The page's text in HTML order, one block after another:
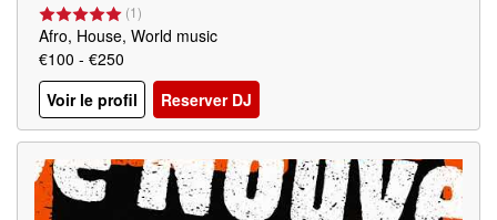
(1)
Afro, House, World music
€100 - €250
Voir le profil
Reserver DJ